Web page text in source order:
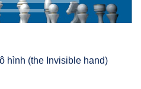
hình (the Invisible hand)